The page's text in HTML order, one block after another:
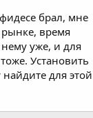
брал, мне
рынке, время
уже, и для
Установить
для этой